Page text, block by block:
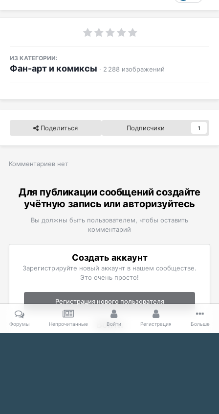
ИЗ КАТЕГОРИИ:
Фан-арт и комиксы · 2 288 изображений
Поделиться Подписчики 1
Комментариев нет
Для публикации сообщений создайте
учётную запись или авторизуйтесь
Вы должны быть пользователем, чтобы оставить
комментарий
Создать аккаунт
Зарегистрируйте новый аккаунт в нашем сообществе.
Это очень просто!
Регистрация нового пользователя
Войти
Уже есть аккаунт? Войти в систему.
Форумы Непрочитанные Войти Регистрация Больше